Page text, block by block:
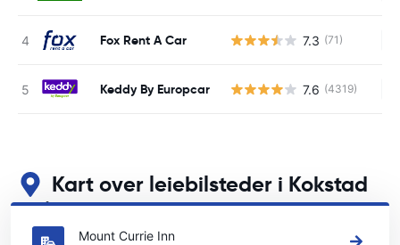
Fox Rent A Car 7.3 (71)
Keddy By Europcar 7.6 (4319)
Kart over leiebilsteder i Kokstad
Se våre viktigste bilutleiesteder i Kokstad
Mount Currie Inn